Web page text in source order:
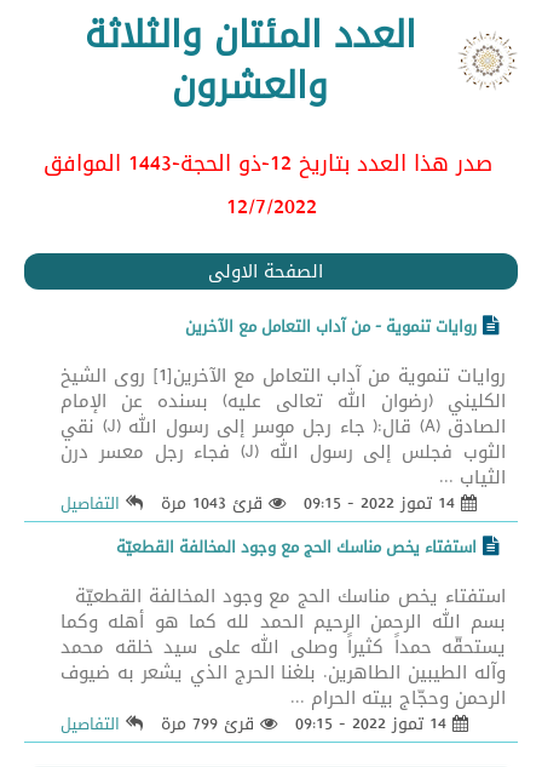
العدد المئتان والثلاثة
والعشرون
صدر هذا العدد بتاريخ 12-ذو الحجة-1443 الموافق
12/7/2022
الصفحة الاولى
روايات تنموية - من آداب التعامل مع الآخرين
روايات تنموية من آداب التعامل مع الآخرين[1] روى الشيخ
الكليني (رضوان الله تعالى عليه) بسنده عن الإمام
الصادق (A) قال:( جاء رجل موسر إلى رسول الله (J) نقي
الثوب فجلس إلى رسول الله (J) فجاء رجل معسر درن
الثياب ...
قرئ 1043 مرة
التفاصيل
استفتاء يخص مناسك الحج مع وجود المخالفة القطعيّة
استفتاء يخص مناسك الحج مع وجود المخالفة القطعيّة
بسم الله الرحمن الرحيم الحمد لله كما هو أهله وكما
يستحقّه حمداً كثيراً وصلى الله على سيد خلقه محمد
وآله الطيبين الطاهرين. بلغنا الحرج الذي يشعر به ضيوف
الرحمن وحجّاج بيته الحرام ...
قرئ 799 مرة التفاصيل